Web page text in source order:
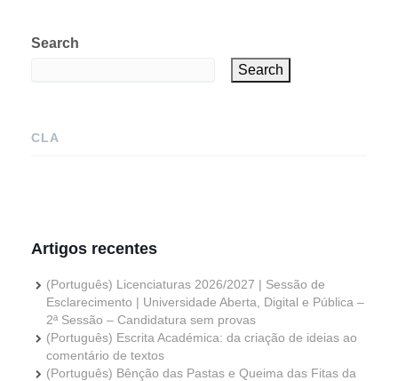
Search
Search
CLA
Artigos recentes
(Português) Licenciaturas 2026/2027 | Sessão de
Esclarecimento | Universidade Aberta, Digital e Pública –
2ª Sessão – Candidatura sem provas
(Português) Escrita Académica: da criação de ideias ao
comentário de textos
(Português) Bênção das Pastas e Queima das Fitas da